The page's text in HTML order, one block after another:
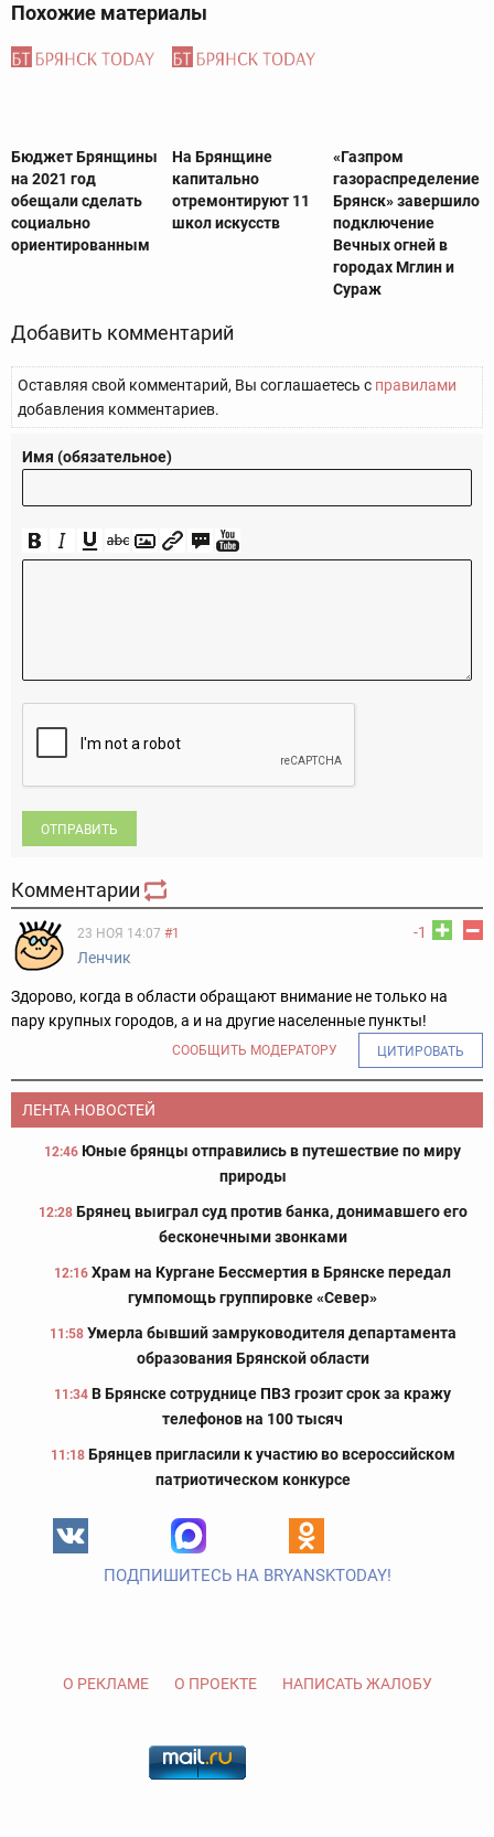
Похожие материалы
Бюджет Брянщины
на 2021 год
обещали сделать
социально
ориентированным
На Брянщине
капитально
отремонтируют 11
школ искусств
«Газпром
газораспределение
Брянск» завершило
подключение
Вечных огней в
городах Мглин и
Сураж
Добавить комментарий
Оставляя свой комментарий, Вы соглашаетесь с правилами
добавления комментариев.
Имя (обязательное)
ОТПРАВИТЬ
Комментарии
-1
23 НОЯ 14:07 #1
Ленчик
Здорово, когда в области обращают внимание не только на
пару крупных городов, а и на другие населенные пункты!
СООБЩИТЬ МОДЕРАТОРУ ЦИТИРОВАТЬ
ЛЕНТА НОВОСТЕЙ
12:46 Юные брянцы отправились в путешествие по миру
природы
12:28 Брянец выиграл суд против банка, донимавшего его
бесконечными звонками
12:16 Храм на Кургане Бессмертия в Брянске передал
гумпомощь группировке «Север»
11:58 Умерла бывший замруководителя департамента
образования Брянской области
11:34 В Брянске сотруднице ПВЗ грозит срок за кражу
телефонов на 100 тысяч
11:18 Брянцев пригласили к участию во всероссийском
патриотическом конкурсе
ПОДПИШИТЕСЬ НА BRYANSKTODAY!
О РЕКЛАМЕ О ПРОЕКТЕ НАПИСАТЬ ЖАЛОБУ